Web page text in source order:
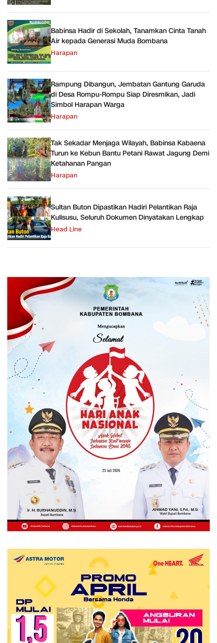
Babinsa Hadir di Sekolah, Tanamkan Cinta Tanah
Air kepada Generasi Muda Bombana
Harapan
Rampung Dibangun, Jembatan Gantung Garuda
di Desa Rompu-Rompu Siap Diresmikan, Jadi
Simbol Harapan Warga
Harapan
Tak Sekadar Menjaga Wilayah, Babinsa Kabaena
Turun ke Kebun Bantu Petani Rawat Jagung Demi
Ketahanan Pangan
Harapan
Sultan Buton Dipastikan Hadiri Pelantikan Raja
Kulisusu, Seluruh Dokumen Dinyatakan Lengkap
Head Line